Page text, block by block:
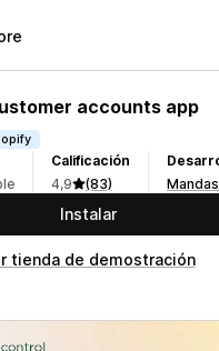
accounts app
Calificación
4,9
(83)
Instalar
tienda de demostración